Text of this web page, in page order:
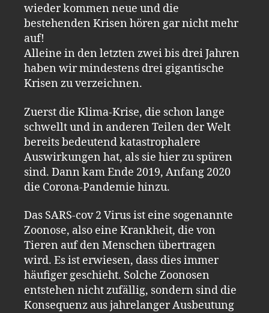
wieder kommen neue und die
bestehenden Krisen hören gar nicht mehr
auf!
Alleine in den letzten zwei bis drei Jahren
haben wir mindestens drei gigantische
Krisen zu verzeichnen.
Zuerst die Klima-Krise, die schon lange
schwellt und in anderen Teilen der Welt
bereits bedeutend katastrophalere
Auswirkungen hat, als sie hier zu spüren
sind. Dann kam Ende 2019, Anfang 2020
die Corona-Pandemie hinzu.
Das SARS-cov 2 Virus ist eine sogenannte
Zoonose, also eine Krankheit, die von
Tieren auf den Menschen übertragen
wird. Es ist erwiesen, dass dies immer
häufiger geschieht. Solche Zoonosen
entstehen nicht zufällig, sondern sind die
Konsequenz aus jahrelanger Ausbeutung